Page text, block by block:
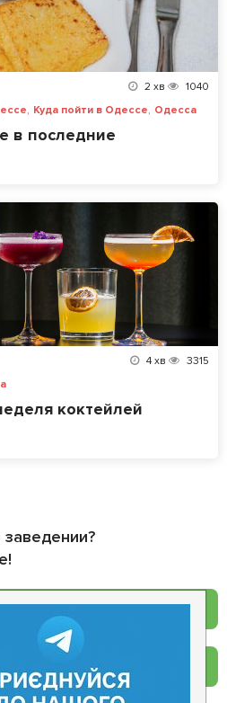
2 хв
1040
, Куда пойти в Одессе, Одесса
в последние
4 хв
3315
коктейлей
Store
Play